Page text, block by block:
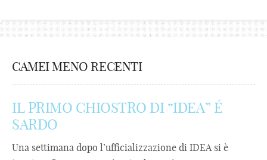
CAMEI MENO RECENTI
IL PRIMO CHIOSTRO DI “IDEA” É
SARDO
Una settimana dopo l’ufficializzazione di IDEA si è